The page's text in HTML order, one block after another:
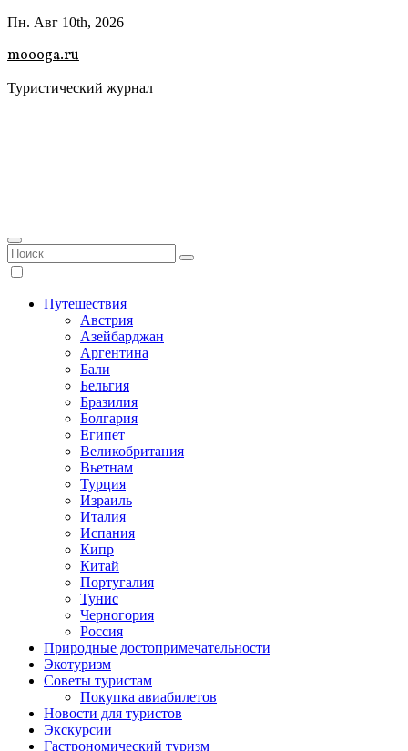
Пн. Авг 10th, 2026
moooga.ru
Туристический журнал
Путешествия
Австрия
Азейбарджан
Аргентина
Бали
Бельгия
Бразилия
Болгария
Египет
Великобритания
Вьетнам
Турция
Израиль
Италия
Испания
Кипр
Китай
Португалия
Тунис
Черногория
Россия
Природные достопримечательности
Экотуризм
Советы туристам
Покупка авиабилетов
Новости для туристов
Экскурсии
Гастрономический туризм